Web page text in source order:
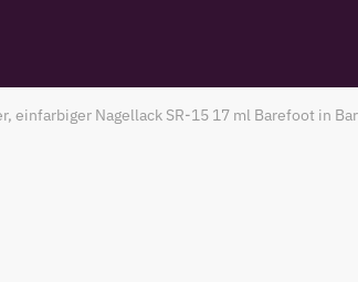
einfarbiger Nagellack SR-15 17 ml Barefoot in